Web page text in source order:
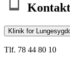
Kontakt
Klinik for
Tlf. 78 44 80 10